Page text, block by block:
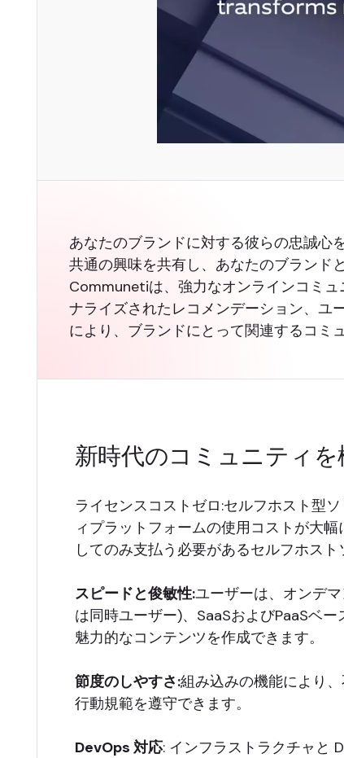
あなたのブランドに対する彼らの忠誠心
共通の興味を共有し、あなたのブランド
Communetiは、強力なオンラインコミ
ナライズされたレコメンデーション、ユ
により、ブランドにとって関連するコミ
新時代のコミュニティを
ライセンスコストゼロ:セルフホスト型
ィプラットフォームの使用コストが大
してのみ支払う必要があるセルフホスト
スピードと俊敏性:ユーザーは、オンデ
は同時ユーザー)、SaaSおよびPaaSベ
魅力的なコンテンツを作成できます。
節度のしやすさ:組み込みの機能により
行動規範を遵守できます。
DevOps 対応: インフラストラクチャと